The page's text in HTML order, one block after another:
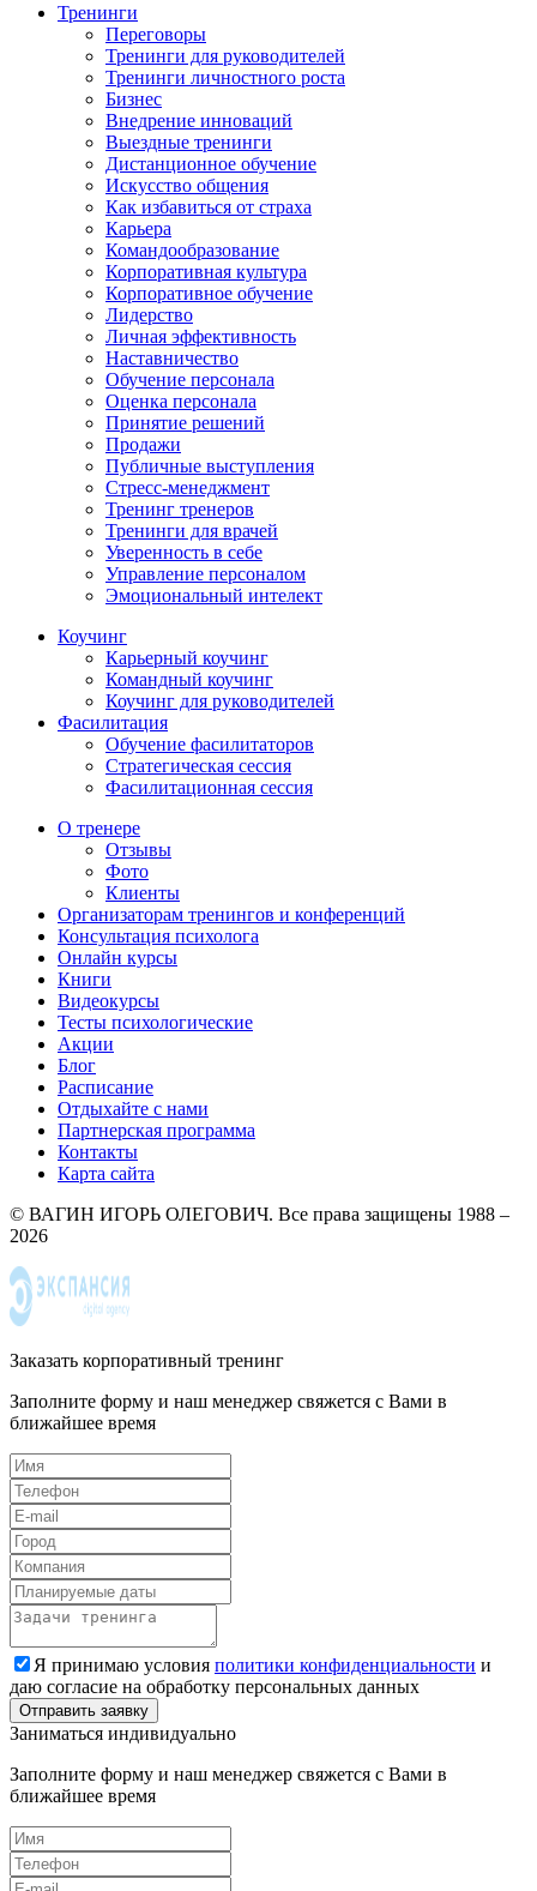
Тренинги
Переговоры
Тренинги для руководителей
Тренинги личностного роста
Бизнес
Внедрение инноваций
Выездные тренинги
Дистанционное обучение
Искусство общения
Как избавиться от страха
Карьера
Командообразование
Корпоративная культура
Корпоративное обучение
Лидерство
Личная эффективность
Наставничество
Обучение персонала
Оценка персонала
Принятие решений
Продажи
Публичные выступления
Стресс-менеджмент
Тренинг тренеров
Тренинги для врачей
Уверенность в себе
Управление персоналом
Эмоциональный интелект
Коучинг
Карьерный коучинг
Командный коучинг
Коучинг для руководителей
Фасилитация
Обучение фасилитаторов
Стратегическая сессия
Фасилитационная сессия
О тренере
Отзывы
Фото
Клиенты
Организаторам тренингов и конференций
Консультация психолога
Онлайн курсы
Книги
Видеокурсы
Тесты психологические
Акции
Блог
Расписание
Отдыхайте с нами
Партнерская программа
Контакты
Карта сайта
© ВАГИН ИГОРЬ ОЛЕГОВИЧ. Все права защищены 1988 –
2026
Заказать корпоративный тренинг
Заполните форму и наш менеджер свяжется с Вами в
ближайшее время
Я принимаю условия политики конфиденциальности и
даю согласие на обработку персональных данных
Заниматься индивидуально
Заполните форму и наш менеджер свяжется с Вами в
ближайшее время